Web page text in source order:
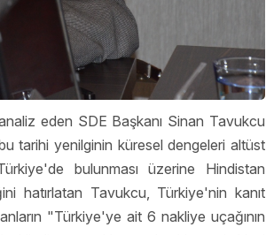
analiz eden SDE Başkanı Sinan Tavukcu
tarihi yenilginin küresel dengeleri altüst
bulunması üzerine Hindistan
hatırlatan Tavukcu, Türkiye'nin kanıt
"Türkiye'ye ait 6 nakliye uçağının